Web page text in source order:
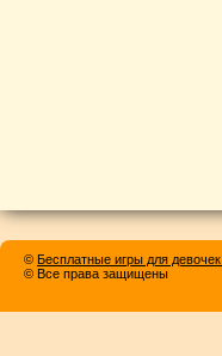
© Бесплатные игры для
© Все права защищены